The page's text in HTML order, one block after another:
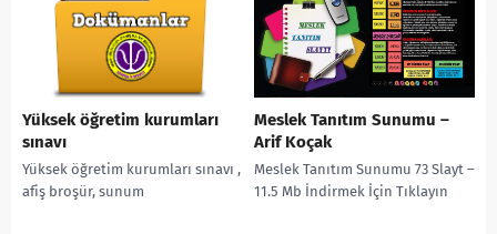
Yüksek öğretim kurumları
sınavı
Yüksek öğretim kurumları sınavı ,
afiş broşür, sunum
Meslek Tanıtım Sunumu –
Arif Koçak
Meslek Tanıtım Sunumu 73 Slayt –
11.5 Mb İndirmek İçin Tıklayın